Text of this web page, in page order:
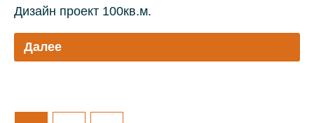
Дизайн проект 100кв.м.
Далее